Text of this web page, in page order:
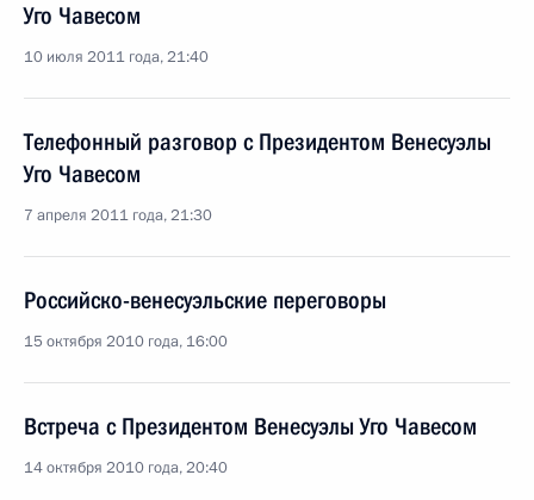
Уго Чавесом
10 июля 2011 года, 21:40
Телефонный разговор с Президентом Венесуэлы
Уго Чавесом
7 апреля 2011 года, 21:30
Российско-венесуэльские переговоры
15 октября 2010 года, 16:00
Встреча с Президентом Венесуэлы Уго Чавесом
14 октября 2010 года, 20:40